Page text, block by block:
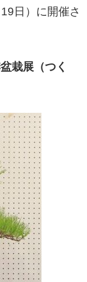
日）に開催さ
栽展（つく